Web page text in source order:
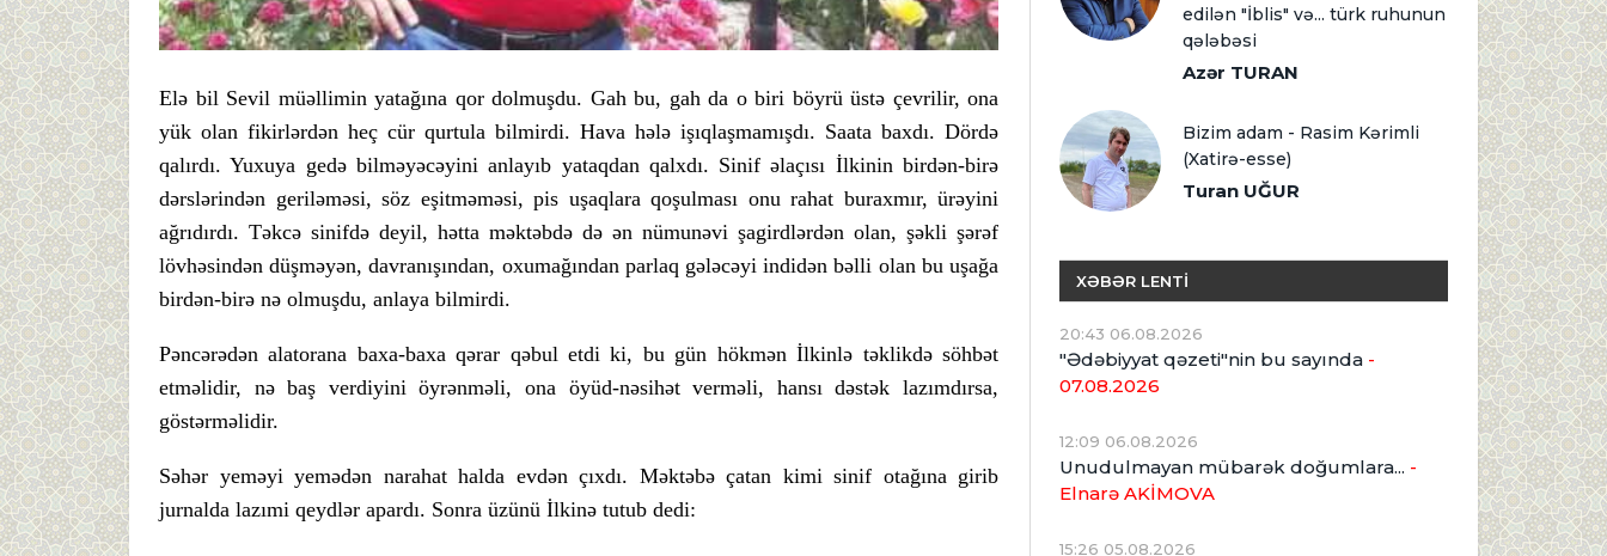
Elə bil Sevil müəllimin yatağına qor dolmuşdu. Gah bu, gah da o biri böyrü üstə çevrilir, ona
yük olan fikirlərdən heç cür qurtula bilmirdi. Hava hələ işıqlaşmamışdı. Saata baxdı. Dördə
qalırdı. Yuxuya gedə bilməyəcəyini anlayıb yataqdan qalxdı. Sinif əlaçısı İlkinin birdən-birə
dərslərindən geriləməsi, söz eşitməməsi, pis uşaqlara qoşulması onu rahat buraxmır, ürəyini
ağrıdırdı. Təkcə sinifdə deyil, hətta məktəbdə də ən nümunəvi şagirdlərdən olan, şəkli şərəf
lövhəsindən düşməyən, davranışından, oxumağından parlaq gələcəyi indidən bəlli olan bu uşağa
birdən-birə nə olmuşdu, anlaya bilmirdi.
Pəncərədən alatorana baxa-baxa qərar qəbul etdi ki, bu gün hökmən İlkinlə təklikdə söhbət
etməlidir, nə baş verdiyini öyrənməli, ona öyüd-nəsihət verməli, hansı dəstək lazımdırsa,
göstərməlidir.
Səhər yeməyi yemədən narahat halda evdən çıxdı. Məktəbə çatan kimi sinif otağına girib
jurnalda lazımi qeydlər apardı. Sonra üzünü İlkinə tutub dedi:
edilən "İblis" və... türk ruhunun
qələbəsi
Azər TURAN
Bizim adam - Rasim Kərimli
(Xatirə-esse)
Turan UĞUR
XƏBƏR LENTİ
20:43 06.08.2026
"Ədəbiyyat qəzeti"nin bu sayında -
07.08.2026
12:09 06.08.2026
Unudulmayan mübarək doğumlara... -
Elnarə AKİMOVA
15:26 05.08.2026